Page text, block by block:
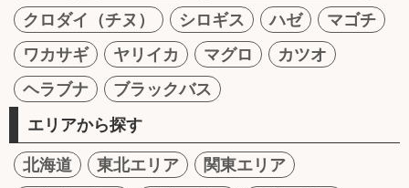
クロダイ（チヌ）
シロギス ハゼ
マゴチ
ワカサギ
ヤリイカ マグロ
カツオ
ヘラブナ
ブラックバス
エリアから探す
北海道 東北エリア
関東エリア